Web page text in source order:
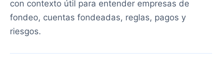
con contexto útil para entender empresas de
fondeo, cuentas fondeadas, reglas, pagos y
riesgos.